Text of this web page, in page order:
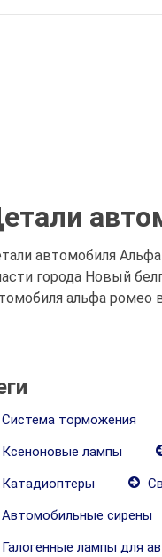
автомобиля
города Новый
альфа ромео
Система торможения
Ксеноновые лампы
Катадиоптеры
Автомобильные сирены
Галогенные лампы для